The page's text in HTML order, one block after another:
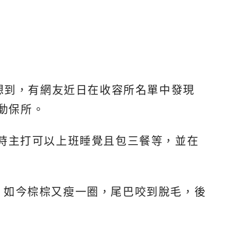
，有網友近日在收容所名單中發現
保所。
打可以上班睡覺且包三餐等，並在
今棕棕又瘦一圈，尾巴咬到脫毛，後